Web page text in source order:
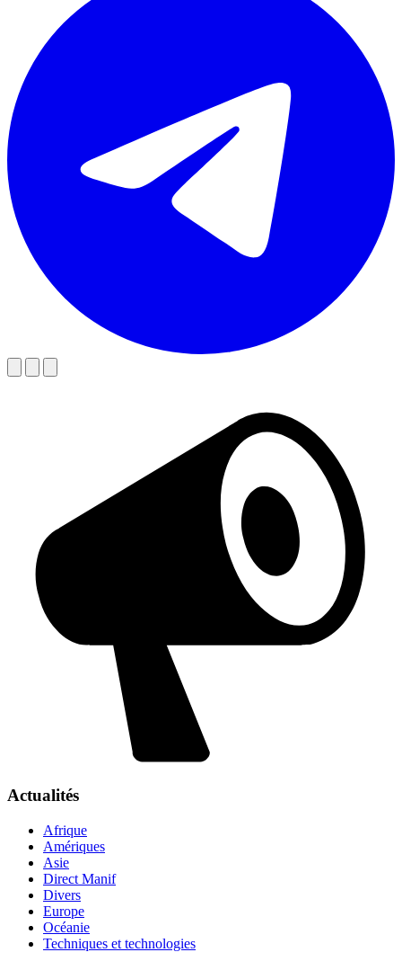
Actualités
Afrique
Amériques
Asie
Direct Manif
Divers
Europe
Océanie
Techniques et technologies